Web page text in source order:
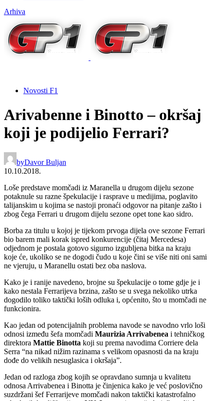
Arhiva
Novosti F1
Arivabenne i Binotto – okršaj
koji je podijelio Ferrari?
byDavor Buljan
10.10.2018.
Loše predstave momčadi iz Maranella u drugom dijelu sezone
potaknule su razne špekulacije i rasprave u medijima, poglavito
talijanskim u kojima se nastoji pronaći odgovor na pitanje zašto i
zbog čega Ferrari u drugom dijelu sezone opet tone kao sidro.
Borba za titulu u kojoj je tijekom prvoga dijela ove sezone Ferrari
bio barem mali korak ispred konkurencije (čitaj Mercedesa)
odjednom je postala gotovo sigurno izgubljena bitka na kraju
koje će, ukoliko se ne dogodi čudo u koje čini se više niti oni sami
ne vjeruju, u Maranellu ostati bez oba naslova.
Kako je i ranije navedeno, brojne su špekulacije o tome gdje je i
kako nestala Ferrarijeva brzina, zašto se u svega nekoliko utrka
dogodilo toliko taktički loših odluka i, općenito, što u momčadi ne
funkcionira.
Kao jedan od potencijalnih problema navode se navodno vrlo loši
odnosi između šefa momčadi Maurizia Arrivabenea i tehničkog
direktora Mattie Binotta koji su prema navodima Corriere dela
Serra “na nikad nižim razinama s velikom opasnosti da na kraju
dođe do velikih nesuglasica i okršaja”.
Jedan od razloga zbog kojih se opravdano sumnja u kvalitetu
odnosa Arrivabenea i Binotta je činjenica kako je već poslovično
suzdržani šef Ferrarijeve momčadi nakon taktički katastrofalno